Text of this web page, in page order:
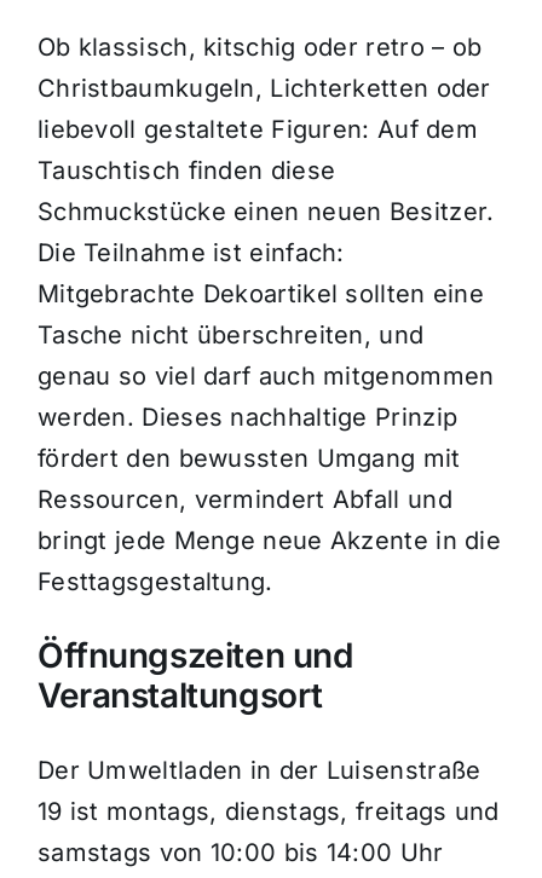
Ob klassisch, kitschig oder retro – ob
Christbaumkugeln, Lichterketten oder
liebevoll gestaltete Figuren: Auf dem
Tauschtisch finden diese
Schmuckstücke einen neuen Besitzer.
Die Teilnahme ist einfach:
Mitgebrachte Dekoartikel sollten eine
Tasche nicht überschreiten, und
genau so viel darf auch mitgenommen
werden. Dieses nachhaltige Prinzip
fördert den bewussten Umgang mit
Ressourcen, vermindert Abfall und
bringt jede Menge neue Akzente in die
Festtagsgestaltung.
Öffnungszeiten und
Veranstaltungsort
Der Umweltladen in der Luisenstraße
19 ist montags, dienstags, freitags und
samstags von 10:00 bis 14:00 Uhr